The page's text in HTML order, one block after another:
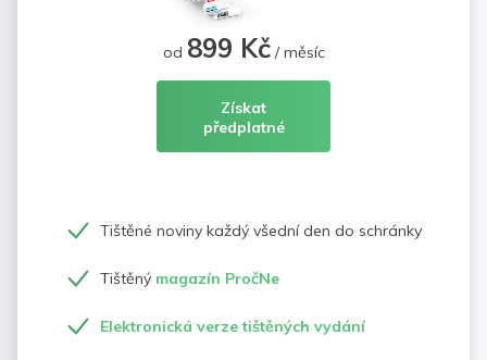
od 899 Kč/ měsíc
Získat
předplatné
Tištěné noviny každý všední den do schránky
Tištěný magazín PročNe
Elektronická verze tištěných vydání